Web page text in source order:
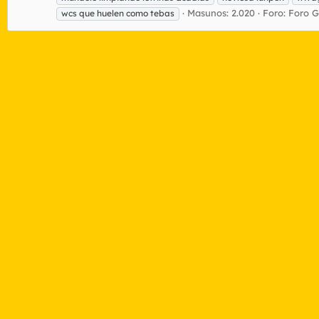
wcs que huelen como tebas
Masunos: 2.020 Foro: Foro